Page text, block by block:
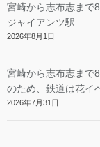
宮崎から志布志まで
ジャイアンツ駅
2026年8月1日
宮崎から志布志まで
のため、鉄道は花イ
2026年7月31日